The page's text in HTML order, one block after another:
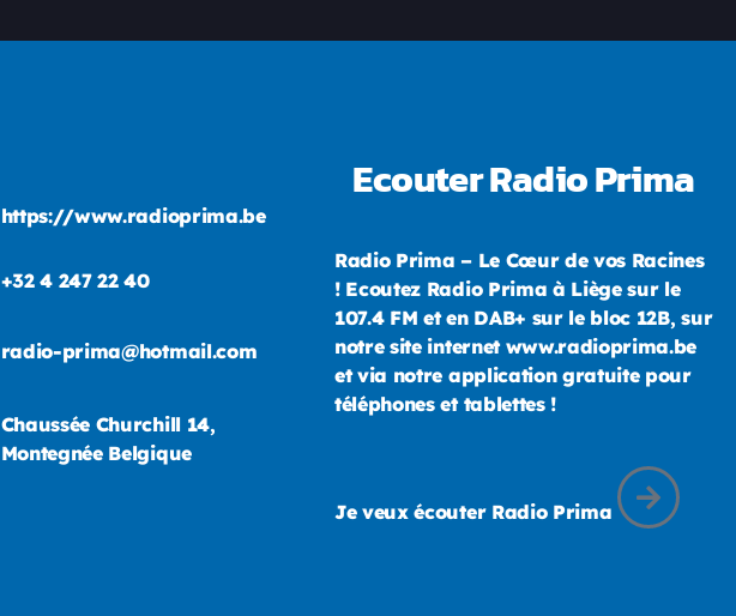
https://www.radioprima.be
+32 4 247 22 40
radio-prima@hotmail.com
Chaussée Churchill 14,
Montegnée Belgique
Ecouter Radio Prima
Radio Prima – Le Cœur de vos Racines
! Ecoutez Radio Prima à Liège sur le
107.4 FM et en DAB+ sur le bloc 12B, sur
notre site internet www.radioprima.be
et via notre application gratuite pour
téléphones et tablettes !
Je veux écouter Radio Prima